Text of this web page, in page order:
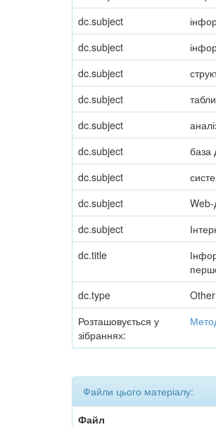
dc.subject
dc.subject
dc.subject
dc.subject
dc.subject
dc.subject
база
dc.subject
dc.subject
Web-
dc.subject
dc.title
dc.type Other
Розташовується у
зібраннях:
Файли цього матеріалу:
Файл